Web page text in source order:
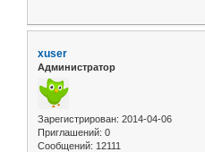
xuser
Администратор
Зарегистрирован: 2014-04-06
Приглашений: 0
Сообщений: 12111